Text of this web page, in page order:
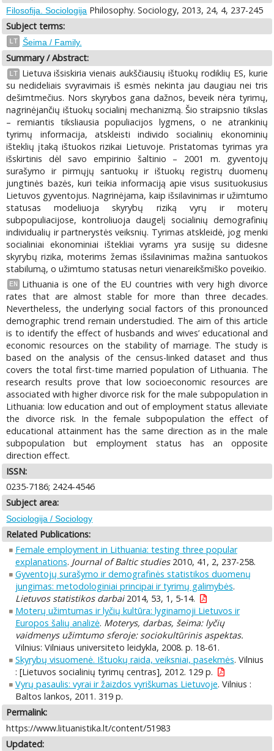
Filosofija. Sociologija Philosophy. Sociology, 2013, 24, 4, 237-245
Subject terms:
LT Šeima / Family.
Summary / Abstract:
LT
Lietuva išsiskiria vienais aukščiausių ištuokų rodiklių ES, kurie
su nedideliais svyravimais iš esmės nekinta jau daugiau nei tris
dešimtmečius. Nors skyrybos gana dažnos, beveik nėra tyrimų,
nagrinėjančių ištuokų socialinį mechanizmą. Šio straipsnio tikslas
– remiantis tiksliausia populiacijos lygmens, o ne atrankinių
tyrimų informacija, atskleisti individo socialinių ekonominių
išteklių įtaką ištuokos rizikai Lietuvoje. Pristatomas tyrimas yra
išskirtinis dėl savo empirinio šaltinio – 2001 m. gyventojų
surašymo ir pirmųjų santuokų ir ištuokų registrų duomenų
jungtinės bazės, kuri teikia informaciją apie visus susituokusius
Lietuvos gyventojus. Nagrinėjama, kaip išsilavinimas ir užimtumo
statusas modeliuoja skyrybų riziką vyrų ir moterų
subpopuliacijose, kontroliuoja daugelį socialinių demografinių
individualių ir partnerystės veiksnių. Tyrimas atskleidė, jog menki
socialiniai ekonominiai ištekliai vyrams yra susiję su didesne
skyrybų rizika, moterims žemas išsilavinimas mažina santuokos
stabilumą, o užimtumo statusas neturi vienareikšmiško poveikio.
EN
Lithuania is one of the EU countries with very high divorce
rates that are almost stable for more than three decades.
Nevertheless, the underlying social factors of this pronounced
demographic trend remain understudied. The aim of this article
is to identify the effect of husbands and wives’ educational and
economic resources on the stability of marriage. The study is
based on the analysis of the census-linked dataset and thus
covers the total first-time married population of Lithuania. The
research results prove that low socioeconomic resources are
associated with higher divorce risk for the male subpopulation in
Lithuania: low education and out of employment status alleviate
the divorce risk. In the female subpopulation the effect of
educational attainment has the same direction as in the male
subpopulation but employment status has an opposite
direction effect.
ISSN:
0235-7186; 2424-4546
Subject area:
Sociologija / Sociology
Related Publications:
Female employment in Lithuania: testing three popular
explanations. Journal of Baltic studies2010, 41, 2, 237-258.
Gyventojų surašymo ir demografinės statistikos duomenų
jungimas: metodologiniai principai ir tyrimų galimybės.
Lietuvos statistikos darbai2014, 53, 1, 5-14.
Moterų užimtumas ir lyčių kultūra: lyginamoji Lietuvos ir
Europos šalių analizė. Moterys, darbas, šeima: lyčių
vaidmenys užimtumo sferoje: sociokultūrinis aspektas.
Vilnius: Vilniaus universiteto leidykla, 2008. p. 18-61.
Skyrybų visuomenė. Ištuokų raida, veiksniai, pasekmės. Vilnius
: [Lietuvos socialinių tyrimų centras], 2012. 129 p.
Vyrų pasaulis: vyrai ir žaizdos vyriškumas Lietuvoje. Vilnius :
Baltos lankos, 2011. 319 p.
Permalink:
https://www.lituanistika.lt/content/51983
Updated: